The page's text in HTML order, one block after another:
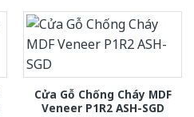
Cửa Gỗ Chống Cháy MDF
Veneer P1R2 ASH-SGD